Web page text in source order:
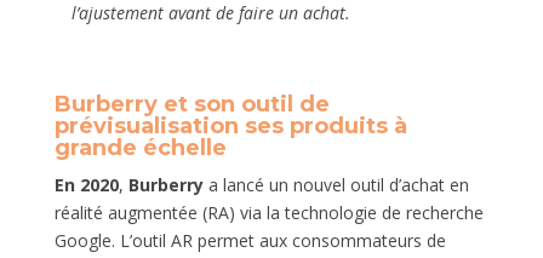
l’ajustement avant de faire un achat.
Burberry et son outil de
prévisualisation ses produits à
grande échelle
En 2020, Burberrya lancé un nouvel outil d’achat en
réalité augmentée (RA) via la technologie de recherche
Google. L’outil AR permet aux consommateurs de